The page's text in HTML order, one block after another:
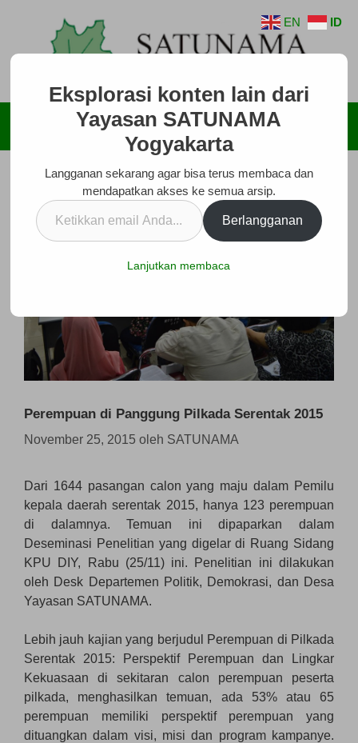
Menu
Perempuan di Panggung Pilkada Serentak 2015
November 25, 2015 oleh SATUNAMA
Dari 1644 pasangan calon yang maju dalam Pemilu
kepala daerah serentak 2015, hanya 123 perempuan
di dalamnya. Temuan ini dipaparkan dalam
Deseminasi Penelitian yang digelar di Ruang Sidang
KPU DIY, Rabu (25/11) ini. Penelitian ini dilakukan
oleh Desk Departemen Politik, Demokrasi, dan Desa
Yayasan SATUNAMA.
Lebih jauh kajian yang berjudul Perempuan di Pilkada
Serentak 2015: Perspektif Perempuan dan Lingkar
Kekuasaan di sekitaran calon perempuan peserta
pilkada, menghasilkan temuan, ada 53% atau 65
perempuan memiliki perspektif perempuan yang
dituangkan dalam visi, misi dan program kampanye.
EN ID
Eksplorasi konten lain dari
Yayasan SATUNAMA
Yogyakarta
Langganan sekarang agar bisa terus membaca dan
mendapatkan akses ke semua arsip.
Ketikkan
email
Berlangganan
Lanjutkan membaca